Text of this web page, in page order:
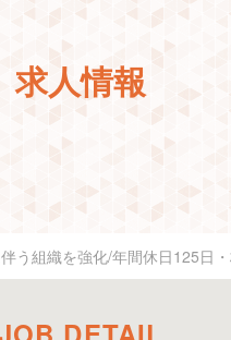
求人情報
組織を強化/年間休日125日